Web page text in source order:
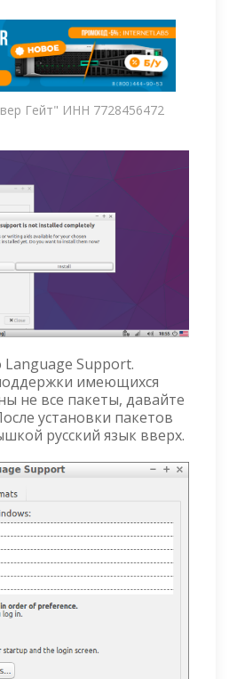
Гейт" ИНН 7728456472
Support.
имеющихся
не все пакеты, давайте
установки пакетов
русский язык вверх.